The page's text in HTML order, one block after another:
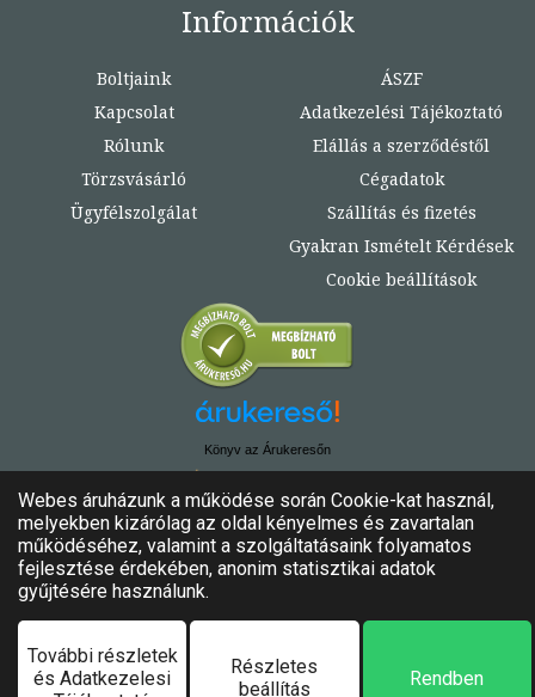
Információk
Boltjaink
Kapcsolat
Rólunk
Törzsvásárló
Ügyfélszolgálat
ÁSZF
Adatkezelési Tájékoztató
Elállás a szerződéstől
Cégadatok
Szállítás és fizetés
Gyakran Ismételt Kérdések
Cookie beállítások
Könyv az Árukeresőn
Minden jog fenntartva!